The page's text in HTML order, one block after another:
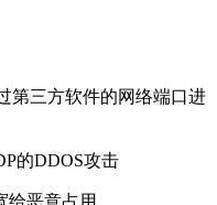
第三方软件的网络端口进
的DDOS攻击
给恶意占用